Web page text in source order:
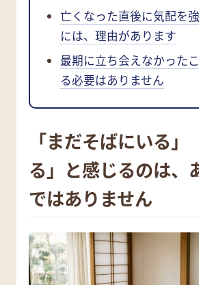
亡くなった直後に気配を
には、理由があります
最期に立ち会えなかった
る必要はありません
「まだそばにいる」
る」と感じるのは、
ではありません